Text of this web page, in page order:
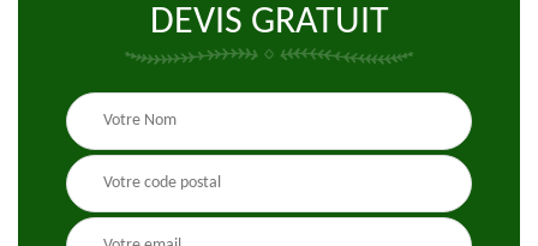
DEVIS GRATUIT